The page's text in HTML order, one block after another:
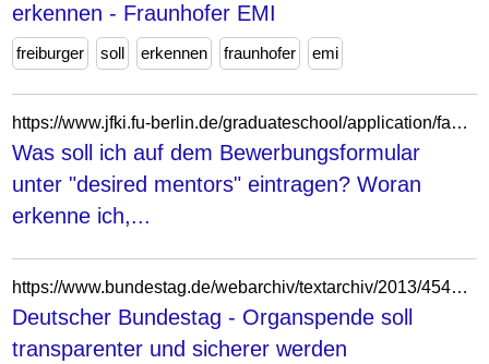
erkennen - Fraunhofer EMI
freiburger soll erkennen fraunhofer emi
https://www.jfki.fu-berlin.de/graduateschool/application/faq/06.html
Was soll ich auf dem Bewerbungsformular
unter "desired mentors" eintragen? Woran
erkenne ich,...
https://www.bundestag.de/webarchiv/textarchiv/2013/45428332_kw26_sp_organtransplantation-212896
Deutscher Bundestag - Organspende soll
transparenter und sicherer werden